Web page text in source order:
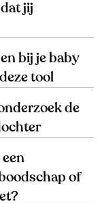
jij
bij je baby
tool
de
of